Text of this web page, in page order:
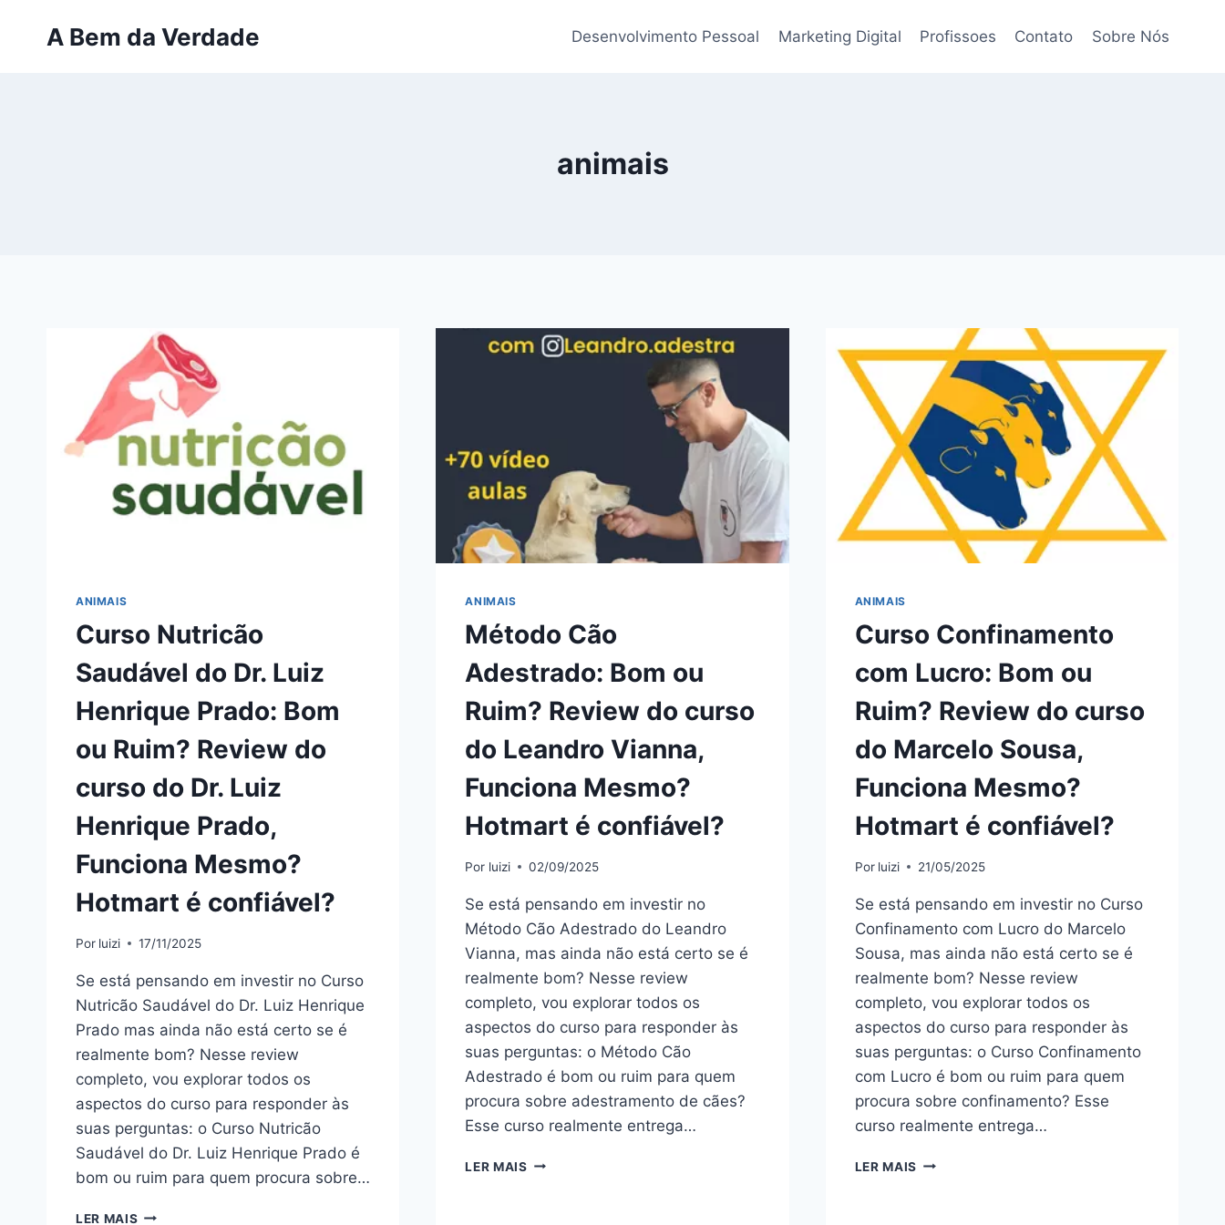
A Bem da Verdade Desenvolvimento Pessoal Marketing Digital Profissoes Contato Sobre Nós
animais
ANIMAIS
Curso Nutricão
Saudável do Dr. Luiz
Henrique Prado: Bom
ou Ruim? Review do
curso do Dr. Luiz
Henrique Prado,
Funciona Mesmo?
Hotmart é confiável?
Por luizi 17/11/2025
Se está pensando em investir no Curso
Nutricão Saudável do Dr. Luiz Henrique
Prado mas ainda não está certo se é
realmente bom? Nesse review
completo, vou explorar todos os
aspectos do curso para responder às
suas perguntas: o Curso Nutricão
Saudável do Dr. Luiz Henrique Prado é
bom ou ruim para quem procura sobre…
LER MAIS CURSO
ANIMAIS
Método Cão
Adestrado: Bom ou
Ruim? Review do curso
do Leandro Vianna,
Funciona Mesmo?
Hotmart é confiável?
Por luizi 02/09/2025
Se está pensando em investir no
Método Cão Adestrado do Leandro
Vianna, mas ainda não está certo se é
realmente bom? Nesse review
completo, vou explorar todos os
aspectos do curso para responder às
suas perguntas: o Método Cão
Adestrado é bom ou ruim para quem
procura sobre adestramento de cães?
Esse curso realmente entrega…
LER MAIS MÉTODO
ANIMAIS
Curso Confinamento
com Lucro: Bom ou
Ruim? Review do curso
do Marcelo Sousa,
Funciona Mesmo?
Hotmart é confiável?
Por luizi 21/05/2025
Se está pensando em investir no Curso
Confinamento com Lucro do Marcelo
Sousa, mas ainda não está certo se é
realmente bom? Nesse review
completo, vou explorar todos os
aspectos do curso para responder às
suas perguntas: o Curso Confinamento
com Lucro é bom ou ruim para quem
procura sobre confinamento? Esse
curso realmente entrega…
LER MAIS CURSO